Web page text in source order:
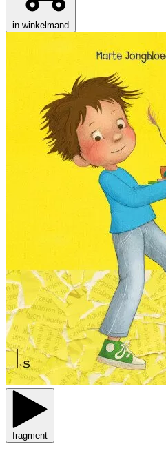
in winkelmand
fragment